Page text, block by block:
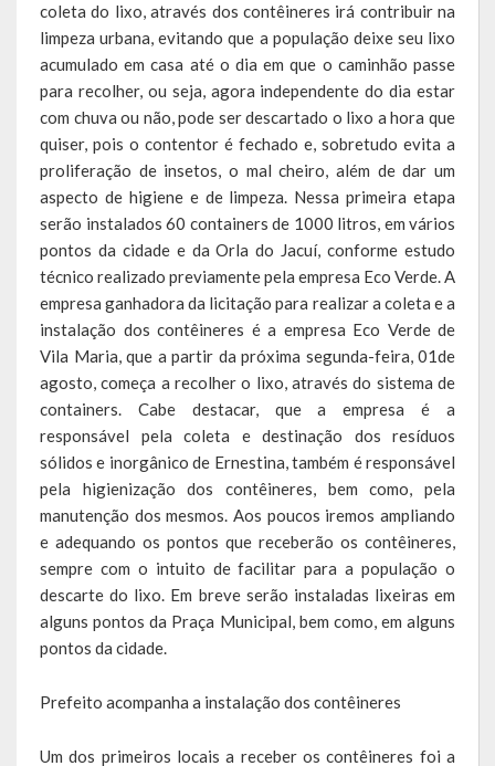
Conselhos Municipais
Regulamentos
Editais
Planos
Concursos
Termos de Compromisso
LRF
RGF – Relatório de Gestão Fiscal
RREO – Relatório Resumido da Execução Orçamentária
LOA – Lei Orçamentária Anual
RC – Relatório Circunstanciado
PPA – Plano Plurianual
LDO – Lei de Diretrizes Orçamentárias
Acesso à Informação
Transparência
coleta do lixo, através dos contêineres irá contribuir na
limpeza urbana, evitando que a população deixe seu lixo
acumulado em casa até o dia em que o caminhão passe
para recolher, ou seja, agora independente do dia estar
com chuva ou não, pode ser descartado o lixo a hora que
quiser, pois o contentor é fechado e, sobretudo evita a
proliferação de insetos, o mal cheiro, além de dar um
aspecto de higiene e de limpeza. Nessa primeira etapa
serão instalados 60 containers de 1000 litros, em vários
pontos da cidade e da Orla do Jacuí, conforme estudo
técnico realizado previamente pela empresa Eco Verde. A
empresa ganhadora da licitação para realizar a coleta e a
instalação dos contêineres é a empresa Eco Verde de
Vila Maria, que a partir da próxima segunda-feira, 01de
agosto, começa a recolher o lixo, através do sistema de
containers. Cabe destacar, que a empresa é a
responsável pela coleta e destinação dos resíduos
sólidos e inorgânico de Ernestina, também é responsável
pela higienização dos contêineres, bem como, pela
manutenção dos mesmos. Aos poucos iremos ampliando
e adequando os pontos que receberão os contêineres,
sempre com o intuito de facilitar para a população o
descarte do lixo. Em breve serão instaladas lixeiras em
alguns pontos da Praça Municipal, bem como, em alguns
pontos da cidade.
Prefeito acompanha a instalação dos contêineres
Um dos primeiros locais a receber os contêineres foi a